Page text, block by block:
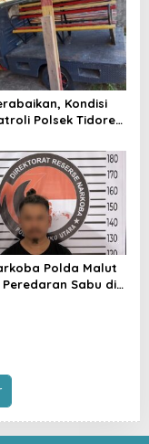
Kondisi
Polsek Tidore
Polda Malut
Peredaran Sabu di